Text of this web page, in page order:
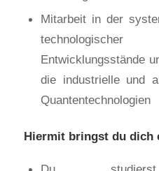
Mitarbeit in der
Entwicklungsstände
die industrielle und
Quantentechnologien
Hiermit bringst du dich